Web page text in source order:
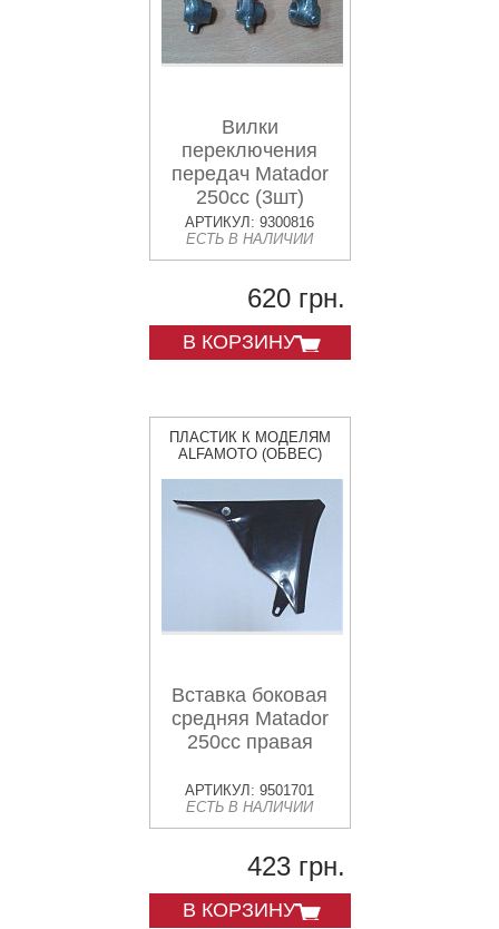
Вилки
переключения
передач Matador
250cc (3шт)
АРТИКУЛ: 9300816
ЕСТЬ В НАЛИЧИИ
620 грн.
В КОРЗИНУ
ПЛАСТИК К МОДЕЛЯМ
ALFAMOTO (ОБВЕС)
Вставка боковая
средняя Matador
250cc правая
АРТИКУЛ: 9501701
ЕСТЬ В НАЛИЧИИ
423 грн.
В КОРЗИНУ